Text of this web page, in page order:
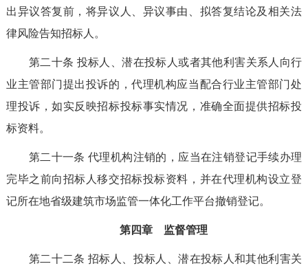
出异议答复前，将异议人、异议事由、拟答复结论及相关法
律风险告知招标人。
第二十条 投标人、潜在投标人或者其他利害关系人向行
业主管部门提出投诉的，代理机构应当配合行业主管部门处
理投诉，如实反映招标投标事实情况，准确全面提供招标投
标资料。
第二十一条 代理机构注销的，应当在注销登记手续办理
完毕之前向招标人移交招标投标资料，并在代理机构设立登
记所在地省级建筑市场监管一体化工作平台撤销登记。
第四章 监督管理
第二十二条招标人、投标人、潜在投标人和其他利害关